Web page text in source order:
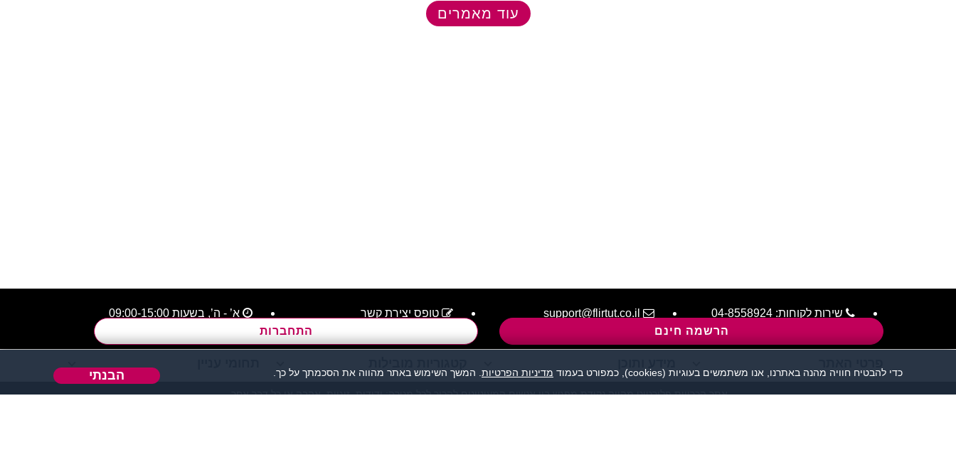
עוד מאמרים
הרשמה חינם התחברות
שירות לקוחות: 04-8558924
support@flirtut.co.il טופס יצירת קשר א’ - ה’, בשעות 09:00-15:00
אתר הכרויות פלירטוט מהווה נקודת מפגש בין אנשים המעוניינים להכיר לכל מטרה: ידידות, זוגיות, אהבה או כל דבר אחר.
כדי להבטיח חוויה מהנה באתרנו, אנו משתמשים בעוגיות (cookies), כמפורט בעמוד מדיניות הפרטיות . המשך השימוש באתר מהווה את הסכמתך על כך. הבנתי